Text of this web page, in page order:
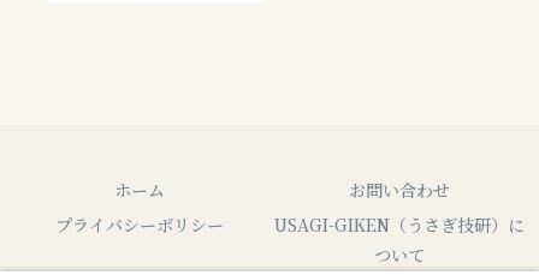
ホーム
お問い合わせ
プライバシーポリシー
USAGI-GIKEN（うさぎ技研）に
ついて